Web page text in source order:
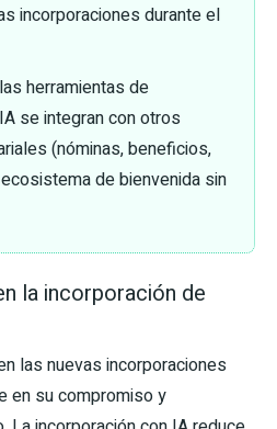
incorporaciones durante el
las herramientas de
se integran con otros
(nóminas, beneficios,
de bienvenida sin
la incorporación de
las nuevas incorporaciones
en su compromiso y